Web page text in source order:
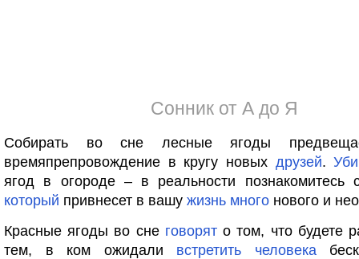
Сонник от А до Я
Собирать во сне лесные ягоды
времяпрепровождение в кругу новых друзей.
ягод в огороде – в реальности познакомитесь
который привнесет в вашу жизнь много нового и
Красные ягоды во сне говорято том, что будете
тем, в ком ожидали встретить человека